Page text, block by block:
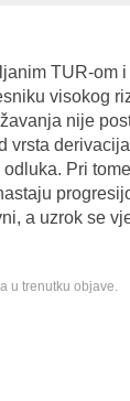
TUR-om
visokog
nije
vrsta
Pri
a uzrok se
u trenutku objave.